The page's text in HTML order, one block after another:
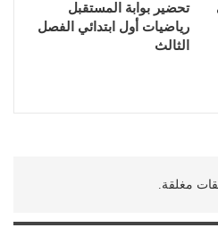
تحضير بوابة المستقبل
رياضيات أول ابتدائي الفصل
الثالث
مغلقة.